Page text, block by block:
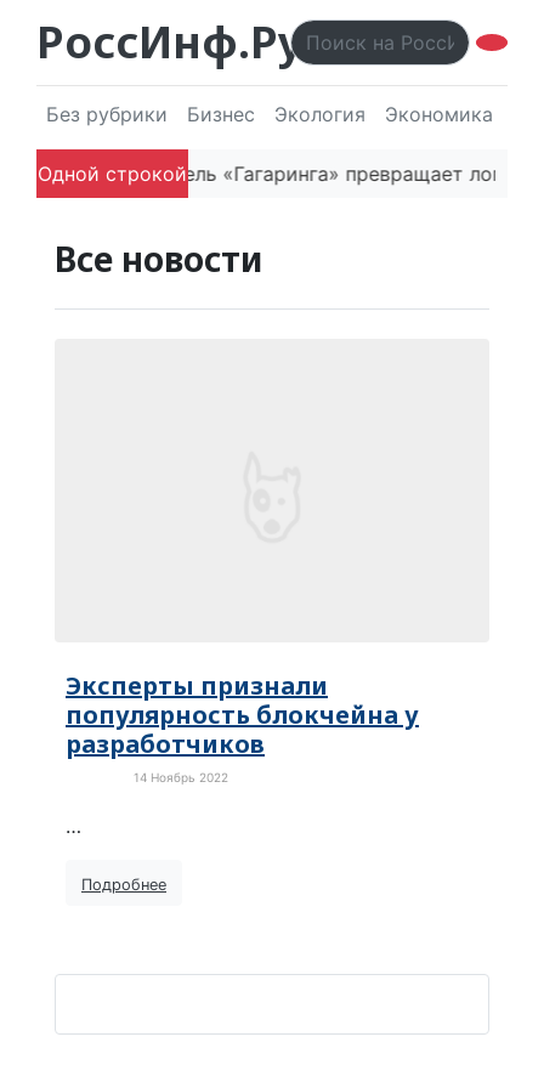
РоссИнф.Ру
Без рубрики Бизнес Экология Экономика
Одной строкой
Как основатель «Гагаринга» превращает
Все новости
Эксперты признали
популярность блокчейна у
разработчиков
14 Ноябрь 2022
…
Подробнее